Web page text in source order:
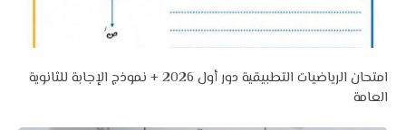
امتحان الرياضيات التطبيقية دور أول 2026 + نموذج الإجابة للثانوية
العامة